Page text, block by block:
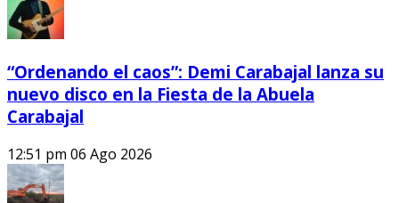
“Ordenando el caos”: Demi Carabajal lanza su
nuevo disco en la Fiesta de la Abuela
Carabajal
12:51 pm 06 Ago 2026